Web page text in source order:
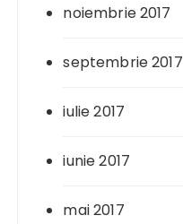
noiembrie 2017
septembrie 2017
iulie 2017
iunie 2017
mai 2017